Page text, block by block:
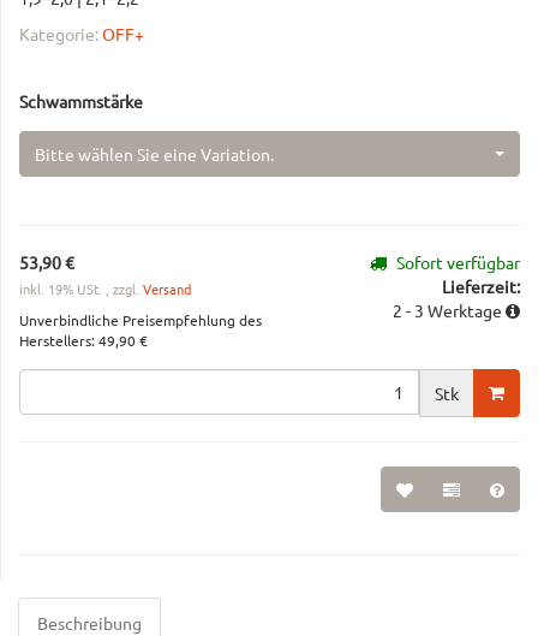
Kategorie:OFF+
Schwammstärke
Bitte wählen Sie eine Variation.
53,90 €
inkl. 19% USt. , zzgl. Versand
Unverbindliche Preisempfehlung des
Herstellers:49,90 €
Sofort verfügbar
Lieferzeit:
2 - 3 Werktage
Stk
Beschreibung